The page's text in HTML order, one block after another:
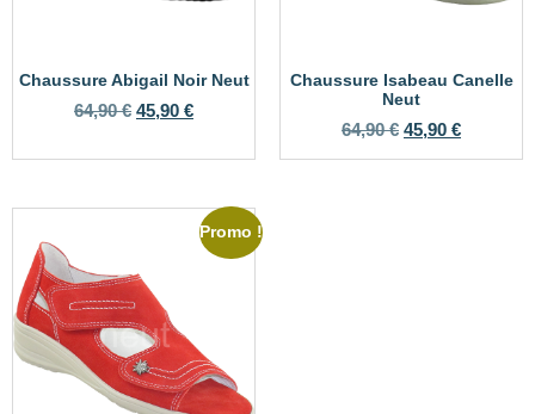
Chaussure Abigail Noir Neut
64,90€ 45,90 €
Chaussure Isabeau Canelle
Neut
64,90€ 45,90 €
Promo !